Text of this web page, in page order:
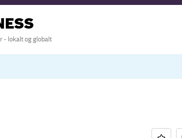
- lokalt og globalt